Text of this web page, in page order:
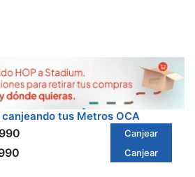
tus Metros OCA
Canjear
Canjear